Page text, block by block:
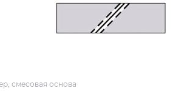
смесовая основа